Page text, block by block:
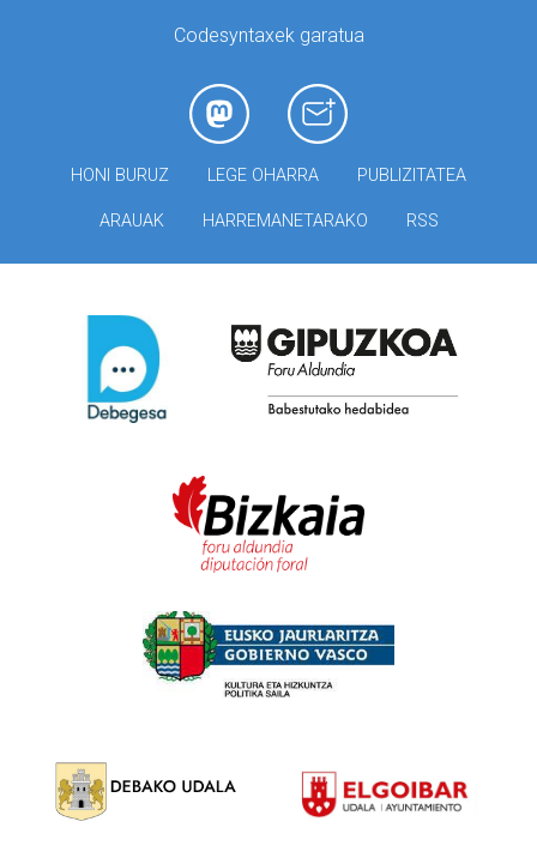
Codesyntaxek garatua
HONI BURUZ LEGE OHARRA PUBLIZITATEA
ARAUAK HARREMANETARAKO RSS